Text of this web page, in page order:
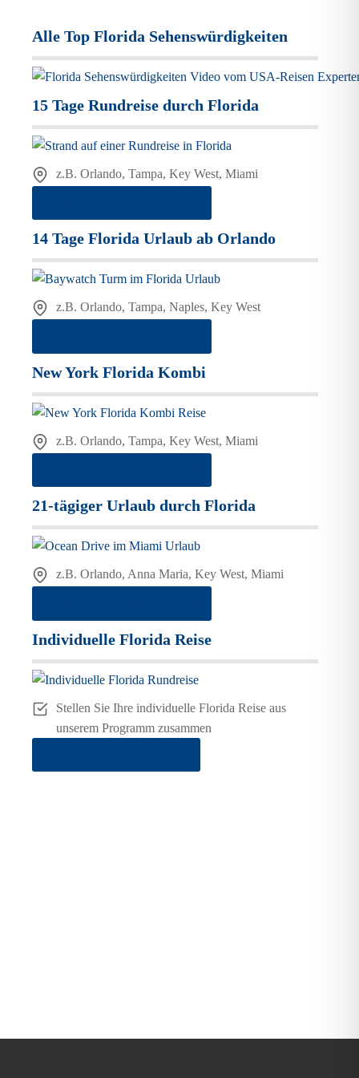
Alle Top Florida Sehenswürdigkeiten
15 Tage Rundreise durch Florida
z.B. Orlando, Tampa, Key West, Miami
14 Tage Florida Urlaub ab Orlando
z.B. Orlando, Tampa, Naples, Key West
New York Florida Kombi
z.B. Orlando, Tampa, Key West, Miami
21-tägiger Urlaub durch Florida
z.B. Orlando, Anna Maria, Key West, Miami
Individuelle Florida Reise
Stellen Sie Ihre individuelle Florida Reise aus
unserem Programm zusammen